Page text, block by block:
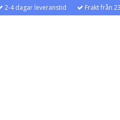
2-4 dagar leveranstid Frakt från